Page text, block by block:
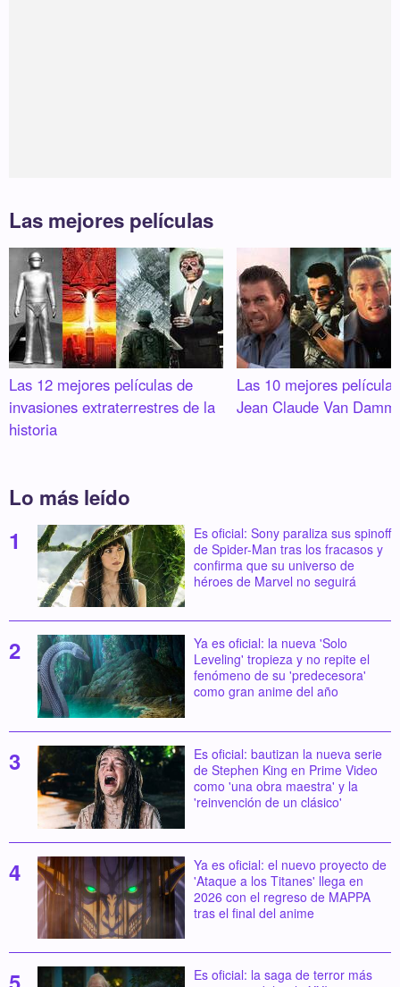
Las mejores películas
Las 12 mejores películas de
invasiones extraterrestres de la
historia
Las 10 mejores
Jean Claude Van
Lo más leído
Es oficial: Sony paraliza sus spinoff
de Spider-Man tras los fracasos y
confirma que su universo de
héroes de Marvel no seguirá
Ya es oficial: la nueva 'Solo
Leveling' tropieza y no repite el
fenómeno de su 'predecesora'
como gran anime del año
Es oficial: bautizan la nueva serie
de Stephen King en Prime Video
como 'una obra maestra' y la
'reinvención de un clásico'
Ya es oficial: el nuevo proyecto de
'Ataque a los Titanes' llega en
2026 con el regreso de MAPPA
tras el final del anime
Es oficial: la saga de terror más